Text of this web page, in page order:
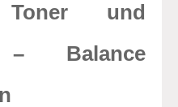
und
– Balance